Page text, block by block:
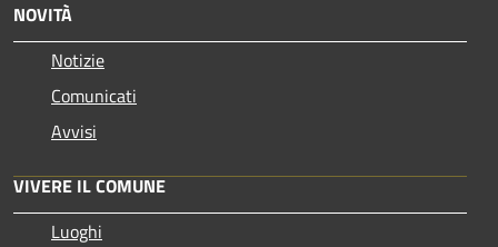
NOVITÀ
Notizie
Comunicati
Avvisi
VIVERE IL COMUNE
Luoghi